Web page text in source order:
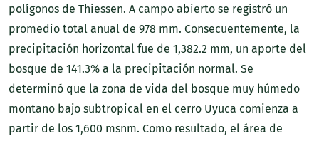
polígonos de Thiessen. A campo abierto se registró un
promedio total anual de 978 mm. Consecuentemente, la
precipitación horizontal fue de 1,382.2 mm, un aporte del
bosque de 141.3% a la precipitación normal. Se
determinó que la zona de vida del bosque muy húmedo
montano bajo subtropical en el cerro Uyuca comienza a
partir de los 1,600 msnm. Como resultado, el área de